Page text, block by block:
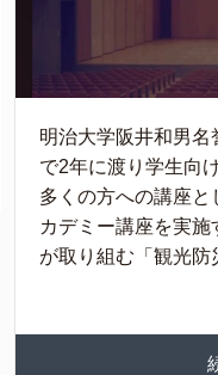
明治大学阪井和男
で2年に渡り学生向
多くの方への講座
カデミー講座を実
が取り組む「観光